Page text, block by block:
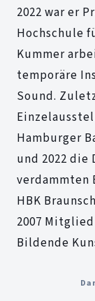
2022 war er
Hochschule
Kummer
temporäre
Sound.
Hamburger
und 2022
verdammten
HBK
2007
Bildende